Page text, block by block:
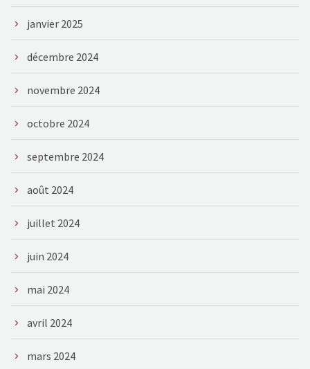
janvier 2025
décembre 2024
novembre 2024
octobre 2024
septembre 2024
août 2024
juillet 2024
juin 2024
mai 2024
avril 2024
mars 2024